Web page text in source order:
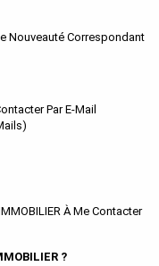
Nouveauté Correspondant
Par E-Mail
À Me Contacter
?